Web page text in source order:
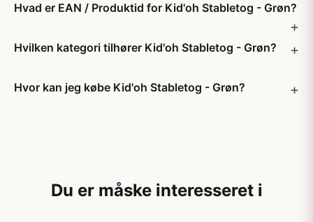
Hvad er EAN / Produktid for Kid'oh Stabletog - Grøn?
Hvilken kategori tilhører Kid'oh Stabletog - Grøn?
Hvor kan jeg købe Kid'oh Stabletog - Grøn?
Du er måske interesseret i